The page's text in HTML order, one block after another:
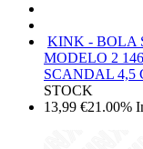
KINK - BOLA
MODELO 2
SCANDAL 4,5
STOCK
13,99 €21.00%